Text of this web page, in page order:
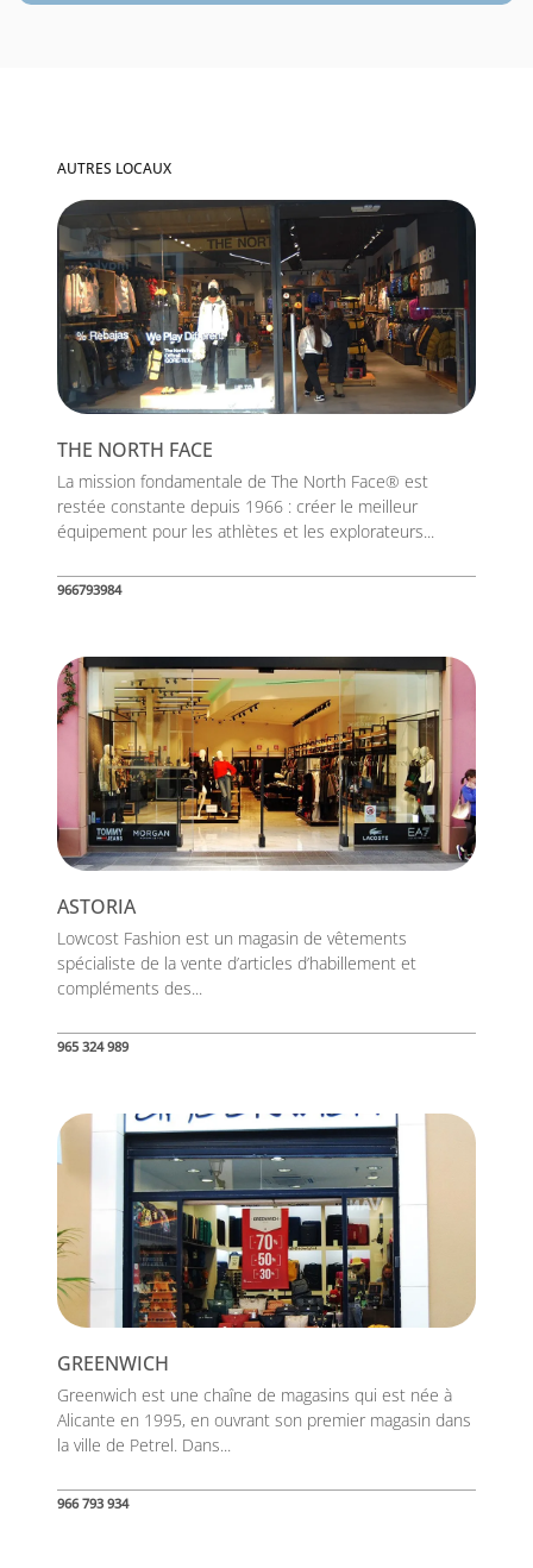
AUTRES LOCAUX
THE NORTH FACE
La mission fondamentale de The North Face® est
restée constante depuis 1966 : créer le meilleur
équipement pour les athlètes et les explorateurs...
966793984
ASTORIA
Lowcost Fashion est un magasin de vêtements
spécialiste de la vente d’articles d’habillement et
compléments des...
965 324 989
GREENWICH
Greenwich est une chaîne de magasins qui est née à
Alicante en 1995, en ouvrant son premier magasin dans
la ville de Petrel. Dans...
966 793 934